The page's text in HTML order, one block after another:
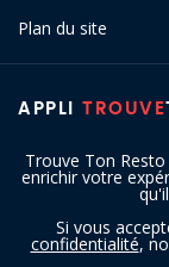
Trouve Ton
enrichir votre
Si vous
confidentialité,
APPLI TROUVE
Plan du site
SUIVEZ-NOUS